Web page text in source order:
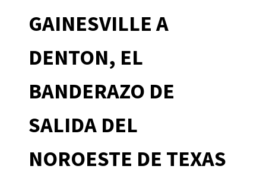
GAINESVILLE A
DENTON, EL
BANDERAZO DE
SALIDA DEL
NOROESTE DE TEXAS